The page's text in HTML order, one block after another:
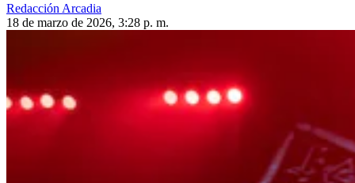
Redacción Arcadia
18 de marzo de 2026, 3:28 p. m.